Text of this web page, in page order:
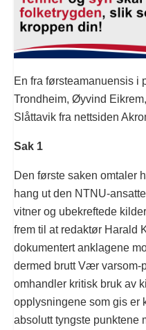
En fra førsteamanuensis i
Trondheim, Øyvind
Slåttavik fra nettsiden
Sak 1
Den første saken omtaler
hang ut den NTNU-
vitner og ubekreftede
frem til at redaktør Harald
dokumentert anklagene
dermed brutt Vær varsom-
omhandler kritisk bruk av
opplysningene som gis er
absolutt tyngste punktene